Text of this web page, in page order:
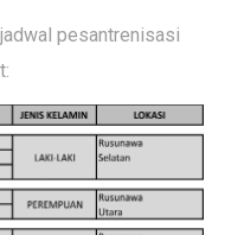
pesantrenisasi